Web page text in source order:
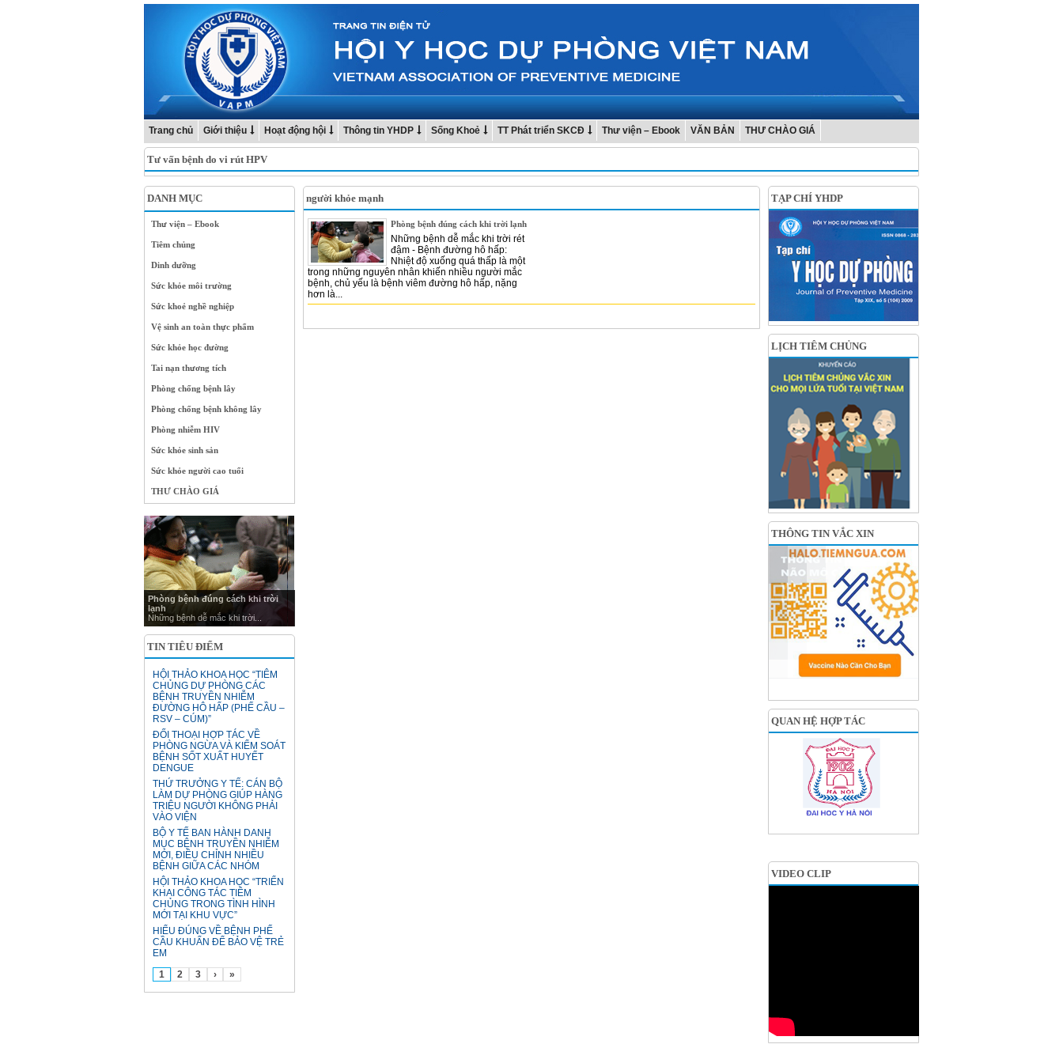
Trang chủ Giới thiệu Hoạt động hội Thông tin YHDP Sống Khoẻ TT Phát triển SKCĐ Thư viện – Ebook VĂN BẢN THƯ CHÀO GIÁ
Tư vấn bệnh do vi rút HPV
DANH MỤC
Thư viện – Ebook
Tiêm chủng
Dinh dưỡng
Sức khỏe môi trường
Sức khoẻ nghề nghiệp
Vệ sinh an toàn thực phẩm
Sức khỏe học đường
Tai nạn thương tích
Phòng chống bệnh lây
Phòng chống bệnh không lây
Phòng nhiễm HIV
Sức khỏe sinh sản
Sức khỏe người cao tuổi
THƯ CHÀO GIÁ
Phòng bệnh đúng cách khi trời
lạnh
Những bệnh dễ mắc khi trời...
TIN TIÊU ĐIỂM
HỘI THẢO KHOA HỌC “TIÊM
CHỦNG DỰ PHÒNG CÁC
BỆNH TRUYỀN NHIỄM
ĐƯỜNG HÔ HẤP (PHẾ CẦU –
RSV – CÚM)”
ĐỐI THOẠI HỢP TÁC VỀ
PHÒNG NGỪA VÀ KIỂM SOÁT
BỆNH SỐT XUẤT HUYẾT
DENGUE
THỨ TRƯỞNG Y TẾ: CÁN BỘ
LÀM DỰ PHÒNG GIÚP HÀNG
TRIỆU NGƯỜI KHÔNG PHẢI
VÀO VIỆN
BỘ Y TẾ BAN HÀNH DANH
MỤC BỆNH TRUYỀN NHIỄM
MỚI, ĐIỀU CHỈNH NHIỀU
BỆNH GIỮA CÁC NHÓM
HỘI THẢO KHOA HỌC “TRIỂN
KHAI CÔNG TÁC TIÊM
CHỦNG TRONG TÌNH HÌNH
MỚI TẠI KHU VỰC”
HIỂU ĐÚNG VỀ BỆNH PHẾ
CẦU KHUẨN ĐỂ BẢO VỆ TRẺ
EM
1
2 3 › »
người khỏe mạnh
Phòng bệnh đúng cách khi trời lạnh
Những bệnh dễ mắc khi trời rét
đậm - Bệnh đường hô hấp:
Nhiệt độ xuống quá thấp là một
trong những nguyên nhân khiến nhiều người mắc
bệnh, chủ yếu là bệnh viêm đường hô hấp, nặng
hơn là...
TẠP CHÍ YHDP
LỊCH TIÊM CHỦNG
THÔNG TIN VẮC XIN
QUAN HỆ HỢP TÁC
VIDEO CLIP